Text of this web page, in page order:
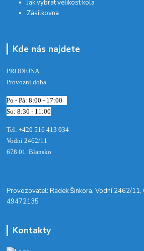
Jak vybrat velikost kola
Zásilkovna
Kde nás najdete
PRODEJNA
Provozní doba
Po - Pá: 8:00 - 17:00
So: 8:30 - 11:00
Tel: +420 516 413 034‬
Vodní 2462/11
678 01 Blansko
​Provozovatel: Radek Šinkora, Vodní 2462/11,
49472135
Kontakty